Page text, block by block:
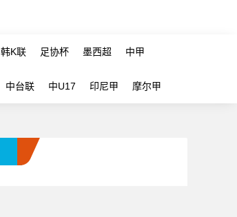
韩K联 足协杯 墨西超 中甲
中台联 中U17 印尼甲 摩尔甲